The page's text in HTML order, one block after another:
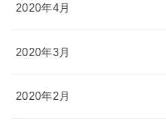
2020年4月
2020年3月
2020年2月